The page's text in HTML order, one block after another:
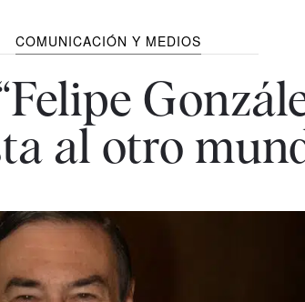
COMUNICACIÓN Y MEDIOS
al otro